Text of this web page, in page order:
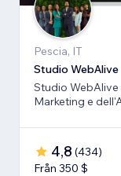
Pescia, IT
Studio WebAlive
Studio
Marketing e
4,8 (434)
Från 350 $